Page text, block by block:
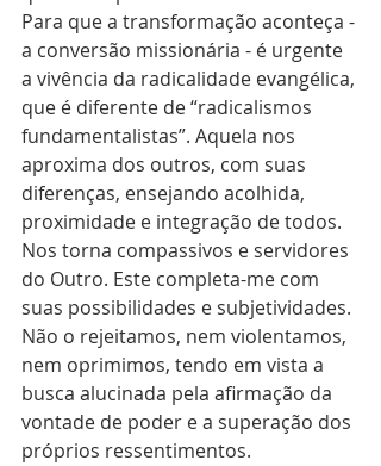
Para que a transformação aconteça -
a conversão missionária - é urgente
a vivência da radicalidade evangélica,
que é diferente de “radicalismos
fundamentalistas”. Aquela nos
aproxima dos outros, com suas
diferenças, ensejando acolhida,
proximidade e integração de todos.
Nos torna compassivos e servidores
do Outro. Este completa-me com
suas possibilidades e subjetividades.
Não o rejeitamos, nem violentamos,
nem oprimimos, tendo em vista a
busca alucinada pela afirmação da
vontade de poder e a superação dos
próprios ressentimentos.